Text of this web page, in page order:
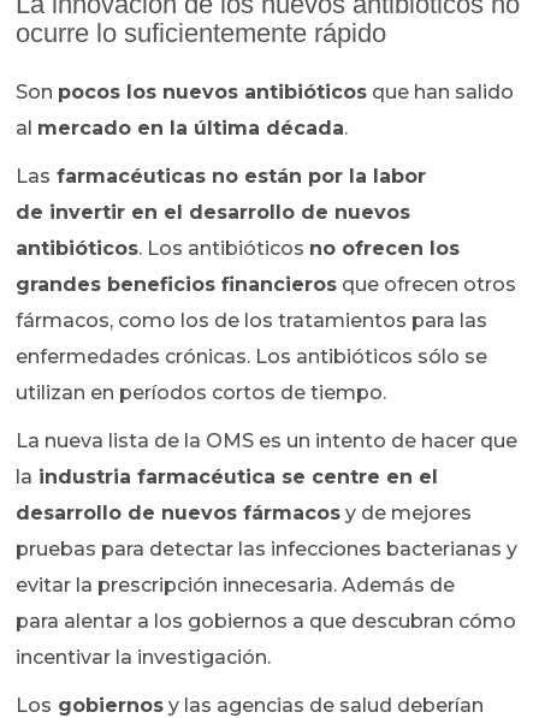
ocurre lo suficientemente rápido
Son pocos los nuevos antibióticos que han salido
al mercado en la última década.
Las farmacéuticas no están por la labor
de invertir en el desarrollo de nuevos
antibióticos. Los antibióticos no ofrecen los
grandes beneficios financieros que ofrecen otros
fármacos, como los de los tratamientos para las
enfermedades crónicas. Los antibióticos sólo se
utilizan en períodos cortos de tiempo.
La nueva lista de la OMS es un intento de hacer que
la industria farmacéutica se centre en el
desarrollo de nuevos fármacos y de mejores
pruebas para detectar las infecciones bacterianas y
evitar la prescripción innecesaria. Además de
para alentar a los gobiernos a que descubran cómo
incentivar la investigación.
Los gobiernos y las agencias de salud deberían